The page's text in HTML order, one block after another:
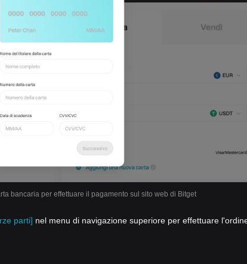
bancaria per effettuare il pagamento sul sito web di Bitget
parti] nel menu di navigazione superiore per effettuare